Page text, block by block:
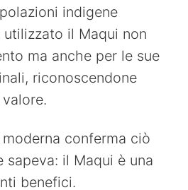
indigene
utilizzato il Maqui non
ma anche per le sue
riconoscendone
conferma ciò
sapeva: il Maqui è una
benefici.